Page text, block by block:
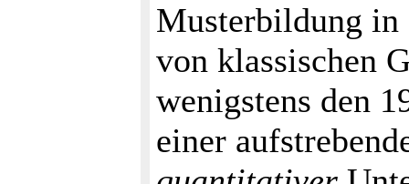
Musterbildung in
von klassischen
wenigstens den
einer